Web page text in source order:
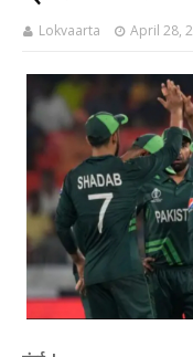
Lokvaarta April 28,